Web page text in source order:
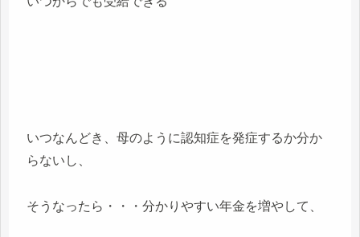
いつなんどき、母のように認知症を発症するか分か
らないし、
そうなったら・・・分かりやすい年金を増やして、